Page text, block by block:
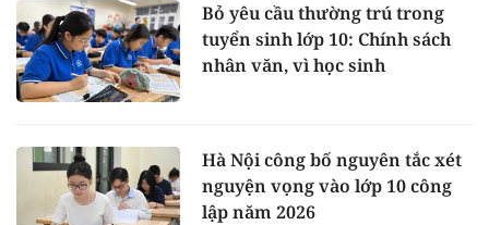
Bỏ yêu cầu thường trú trong
tuyển sinh lớp 10: Chính sách
nhân văn, vì học sinh
Hà Nội công bố nguyên tắc xét
nguyện vọng vào lớp 10 công
lập năm 2026